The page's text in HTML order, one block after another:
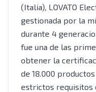
(Italia), LOVATO
gestionada por la
durante 4
fue una de las
obtener la
de 18.000
estrictos requisitos